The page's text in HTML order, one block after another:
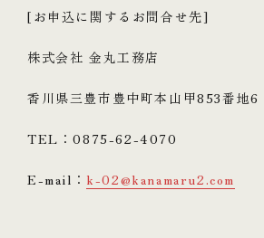
[お申込に関するお問合せ先]
株式会社 金丸工務店
香川県三豊市豊中町本山甲853番地6
TEL：0875-62-4070
E-mail： k-02@kanamaru2.com